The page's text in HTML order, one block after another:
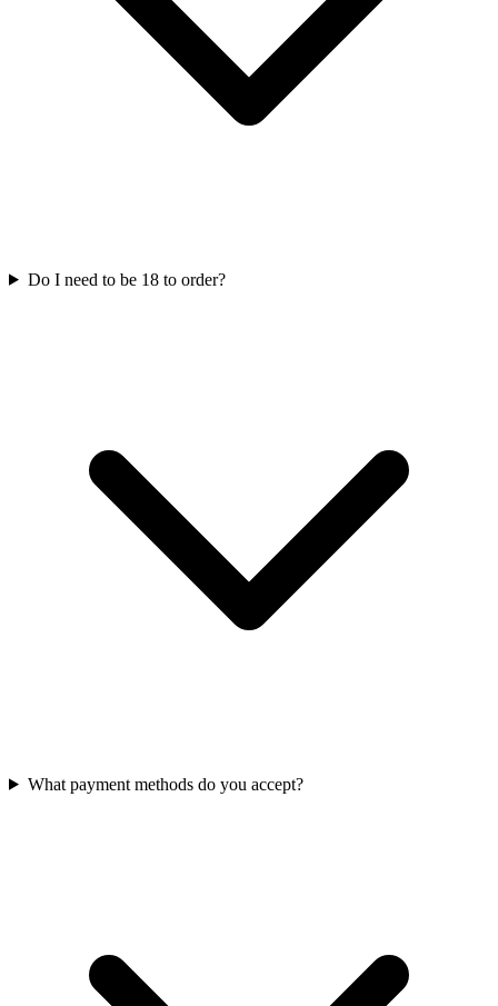
Do I need to be 18 to order?
What payment methods do you accept?